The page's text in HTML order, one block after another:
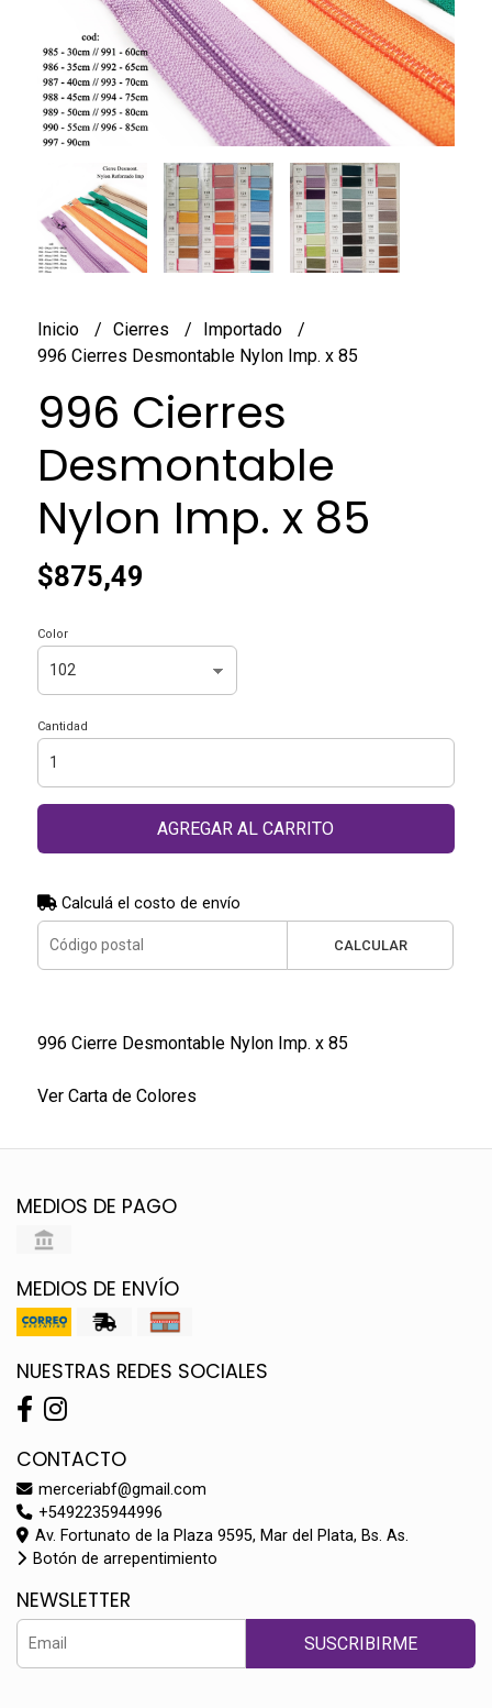
Inicio Cierres
Importado
996 Cierres Desmontable Nylon Imp. x 85
996 Cierres
Desmontable
Nylon Imp. x 85
$875,49
Color
Cantidad
AGREGAR AL CARRITO
Calculá el costo de envío
CALCULAR
996 Cierre Desmontable Nylon Imp. x 85
Ver Carta de Colores
MEDIOS DE PAGO
MEDIOS DE ENVÍO
NUESTRAS REDES SOCIALES
CONTACTO
merceriabf@gmail.com
+5492235944996
Av. Fortunato de la Plaza 9595, Mar del Plata, Bs. As.
Botón de arrepentimiento
NEWSLETTER
SUSCRIBIRME